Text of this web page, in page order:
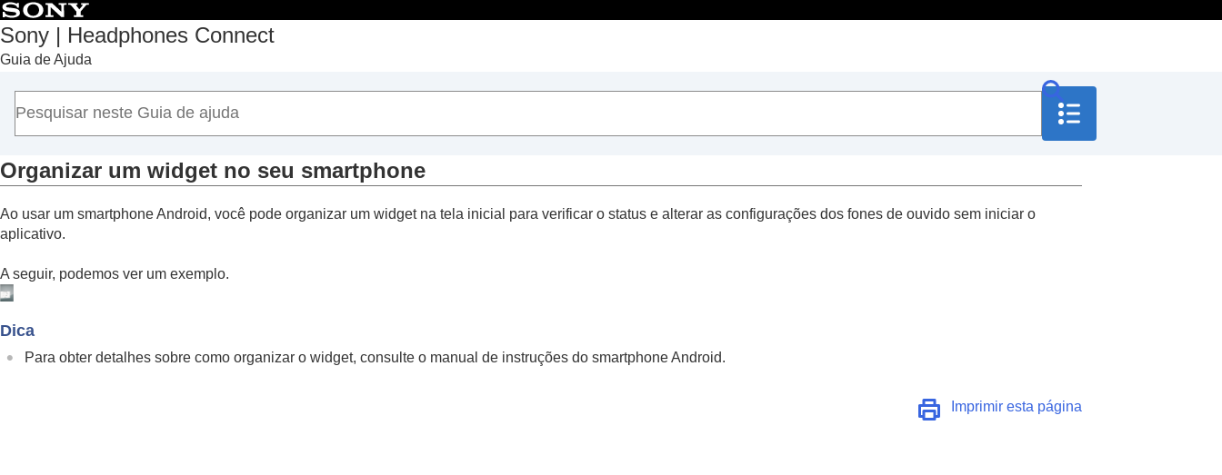
Sony | Headphones Connect
Guia de Ajuda
Início
Introdução
Como usar
Sobre o Painel “Sony | Headphones Connect”
Funções exibidas na guia [Status]
Funções exibidas na guia [Som]
Funções exibidas na guia [Sistema]
Vendo seu histórico de comportamento de uso dos fones de ouvido (
Solução de problemas
Acessibilidade
Organizar um widget no seu smartphone
Ao usar um smartphoneAndroid, você pode organizar um widget na tela inicial para verificar o status e alterar as configurações dos fones de ouvido sem iniciar o
aplicativo.
A seguir, podemos ver um exemplo.
Dica
Para obter detalhes sobre como organizar o widget, consulte o manual de instruções do smartphoneAndroid.
Imprimir esta página